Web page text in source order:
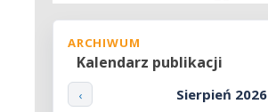
ARCHIWUM
Kalendarz publikacji
‹ Sierpień 2026